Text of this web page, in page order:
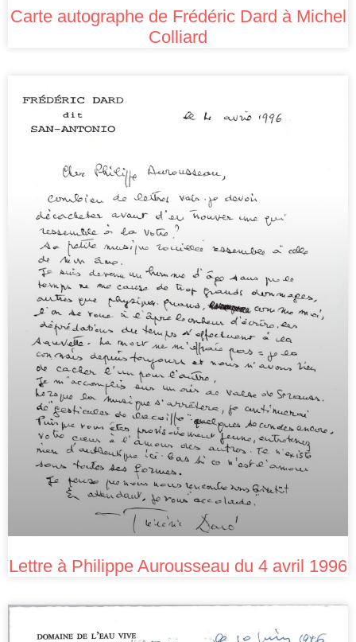
Carte autographe de Frédéric Dard à Michel
Colliard
Lettre à Philippe Aurousseau du 4 avril 1996